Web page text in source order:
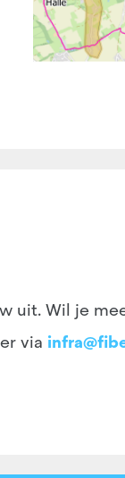
uit. Wil je
via